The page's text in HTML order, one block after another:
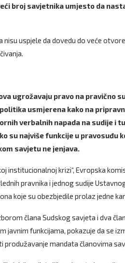
broj savjetnika umjesto da
uspjele da dovedu do veće
ugrožavaju pravo na pravično
usmjerena kako na
verbalnih napada na sudije i
su najviše funkcije u pravosuđu
savjetu ne jenjava.
institucionalnoj krizi“, Evropska
pravnika i jednog sudije
koje su obezbjedile prolaz jedne
člana Sudskog savjeta i dva
funkcijama, pokazuje da se
mandata članovima